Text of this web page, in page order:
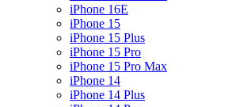
iPhone 16E
iPhone 15
iPhone 15 Plus
iPhone 15 Pro
iPhone 15 Pro Max
iPhone 14
iPhone 14 Plus